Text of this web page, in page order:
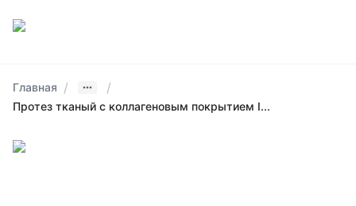
Главная / /
Протез тканый с коллагеновым покрытием I...